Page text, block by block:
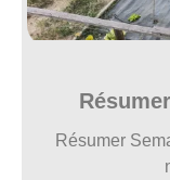
Résumer